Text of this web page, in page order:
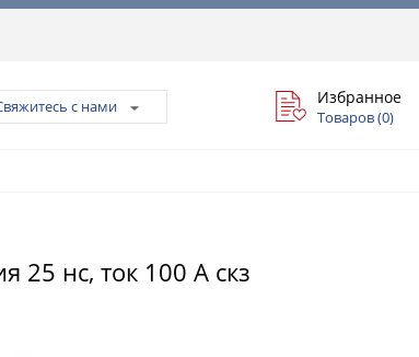
с нами Избранное
Товаров (0)
25 нс, ток 100 А скз